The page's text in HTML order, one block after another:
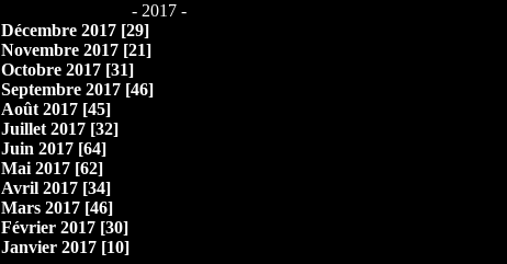
- 2017 -
Décembre 2017 [29]
Novembre 2017 [21]
Octobre 2017 [31]
Septembre 2017 [46]
Août 2017 [45]
Juillet 2017 [32]
Juin 2017 [64]
Mai 2017 [62]
Avril 2017 [34]
Mars 2017 [46]
Février 2017 [30]
Janvier 2017 [10]